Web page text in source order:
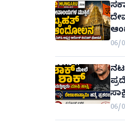
06/
ನಟ
06/